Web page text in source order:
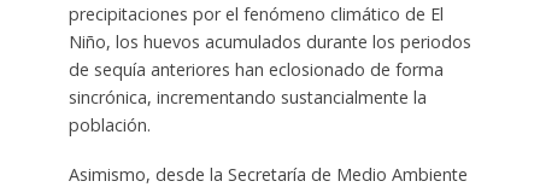
precipitaciones por el fenómeno climático de El
Niño, los huevos acumulados durante los periodos
de sequía anteriores han eclosionado de forma
sincrónica, incrementando sustancialmente la
población.
Asimismo, desde la Secretaría de Medio Ambiente